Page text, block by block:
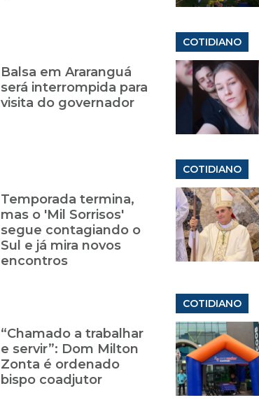
Balsa em Araranguá
será interrompida para
visita do governador
COTIDIANO
Temporada termina,
mas o 'Mil Sorrisos'
segue contagiando o
Sul e já mira novos
encontros
COTIDIANO
“Chamado a trabalhar
e servir”: Dom Milton
Zonta é ordenado
bispo coadjutor
COTIDIANO